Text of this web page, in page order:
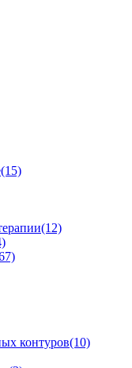
(15)
(12)
контуров(10)